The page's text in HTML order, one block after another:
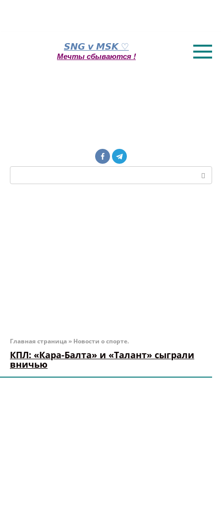
𝙎𝙉𝙂 𝙫 𝙈𝙎𝙆 ♡
Мечты сбываются !
Поиск:
Главная страница » Новости о спорте.
КПЛ: «Кара-Балта» и «Талант» сыграли
вничью